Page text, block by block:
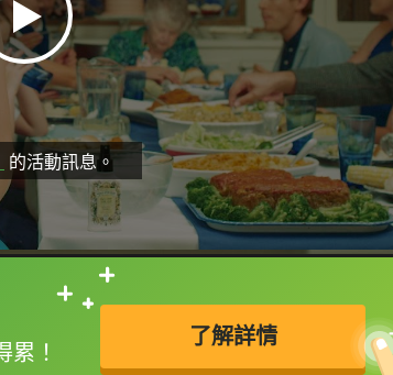
的活動訊息。
累！
了解詳情
可以直接查字典喔！